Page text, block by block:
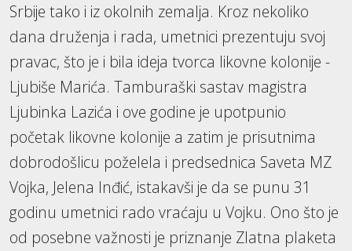
Srbije tako i iz okolnih zemalja. Kroz nekoliko
dana druženja i rada, umetnici prezentuju svoj
pravac, što je i bila ideja tvorca likovne kolonije -
Ljubiše Marića. Tamburaški sastav magistra
Ljubinka Lazića i ove godine je upotpunio
početak likovne kolonije a zatim je prisutnima
dobrodošlicu poželela i predsednica Saveta MZ
Vojka, Jelena Inđić, istakavši je da se punu 31
godinu umetnici rado vraćaju u Vojku. Ono što je
od posebne važnosti je priznanje Zlatna plaketa